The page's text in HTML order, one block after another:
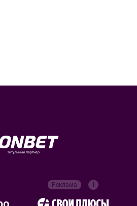
Титульный партнер
Реклама